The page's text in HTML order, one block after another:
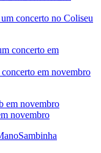
concerto no Coliseu
em novembro
novembro
Sambinha